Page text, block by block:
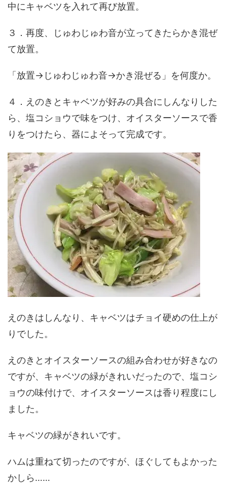
中にキャベツを入れて再び放置。
３．再度、じゅわじゅわ音が立ってきたらかき混ぜ
て放置。
「放置→じゅわじゅわ音→かき混ぜる」を何度か。
４．えのきとキャベツが好みの具合にしんなりした
ら、塩コショウで味をつけ、オイスターソースで香
りをつけたら、器によそって完成です。
えのきはしんなり、キャベツはチョイ硬めの仕上が
りでした。
えのきとオイスターソースの組み合わせが好きなの
ですが、キャベツの緑がきれいだったので、塩コシ
ョウの味付けで、オイスターソースは香り程度にし
ました。
キャベツの緑がきれいです。
ハムは重ねて切ったのですが、ほぐしてもよかった
かしら……